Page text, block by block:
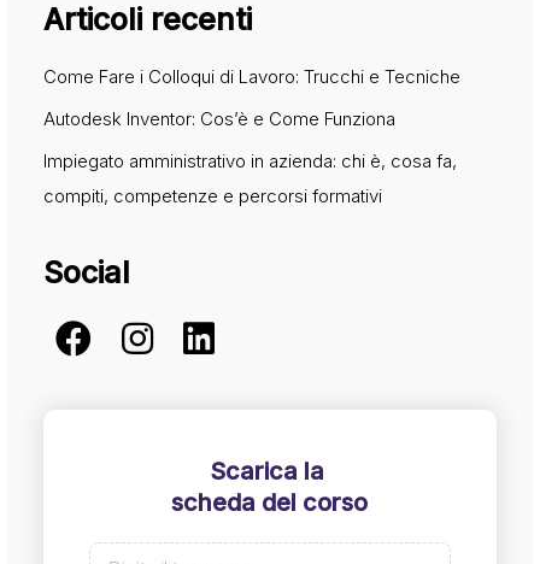
Articoli recenti
Come Fare i Colloqui di Lavoro: Trucchi e Tecniche
Autodesk Inventor: Cos’è e Come Funziona
Impiegato amministrativo in azienda: chi è, cosa fa,
compiti, competenze e percorsi formativi
Social
Scarica la
scheda del corso